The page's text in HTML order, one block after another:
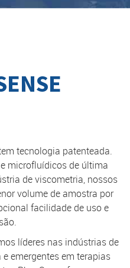
tecnologia patenteada.
microfluídicos de última
de viscometria, nossos
volume de amostra por
facilidade de uso e
líderes nas indústrias de
emergentes em terapias